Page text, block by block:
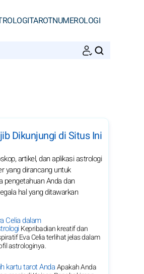
TAROTNUMEROLOGI
Dikunjungi di Situs Ini
artikel, dan aplikasi astrologi
yang dirancang untuk
pengetahuan Anda dan
hal yang ditawarkan
Celia dalam
Kepribadian kreatif dan
Eva Celia terlihat jelas dalam
astrologinya.
kartu tarot AndaApakah Anda